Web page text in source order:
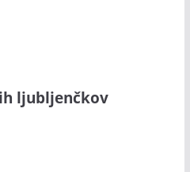
ljubljenčkov